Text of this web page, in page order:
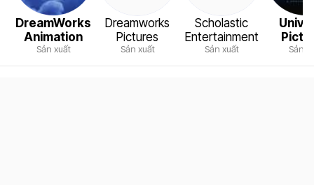
DreamWorks
Animation
Sản xuất
Dreamworks
Pictures
Sản xuất
Scholastic
Entertainment
Sản xuất Sản